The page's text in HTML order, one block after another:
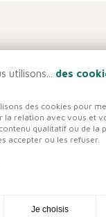
utilisons... des
des cookies pour
la relation avec vous et
qualitatif ou de la
accepter ou les refuser.
Je choisis